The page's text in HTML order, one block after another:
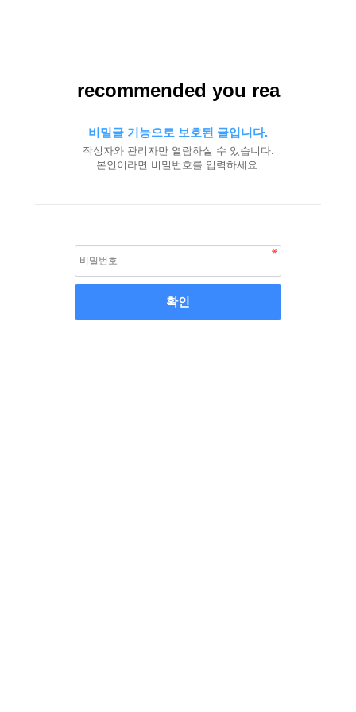
recommended you rea
비밀글 기능으로 보호된 글입니다.
작성자와 관리자만 열람하실 수 있습니다.
본인이라면 비밀번호를 입력하세요.